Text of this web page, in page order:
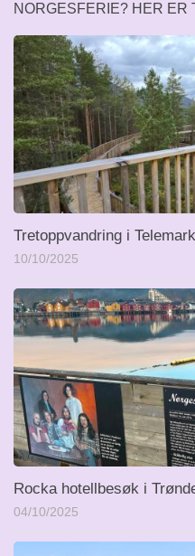
NORGESFERIE? HER ER
Tretoppvandring i Telemark
10/10/2025
Rocka hotellbesøk i
04/10/2025